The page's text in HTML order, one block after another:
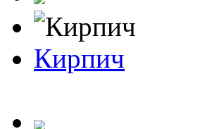
Кирпич